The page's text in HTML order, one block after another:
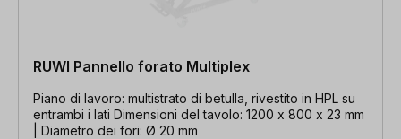
RUWI Pannello forato Multiplex
Piano di lavoro: multistrato di betulla, rivestito in HPL su
entrambi i lati Dimensioni del tavolo: 1200 x 800 x 23 mm
| Diametro dei fori: Ø 20 mm